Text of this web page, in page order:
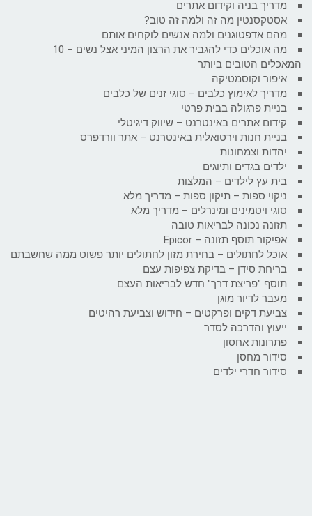
מדריך בניה וקידום אתרים
אסטקסנטין מה זה ולמה זה טוב?
מהם אדפטוגנים ולמה אנשים לוקחים אותם
מה אוכלים כדי להגביר את הרצון המיני אצל נשים – 10
המאכלים הטובים ביותר
איפור וקוסמטיקה
מדריך לאימוץ כלבים – סוגי זנים של כלבים
בניית פרגולה בבית פרטי
קידום אתרים באינטרנט – שיווק דיגיטלי
בניית חנות וירטואלית באינטרנט – אתר וורדפרס
יהדות וצמחונות
ילדים בגדים ותיוגים
בית עץ לילדים – המלצות
ניקוי ספות – תיקון ספות – מדריך מלא
סוגי ויטמינים ומינרלים – מדריך מלא
תזונה נכונה לבריאות טובה
אפיקור תוסף תזונה – Epicor
אוכל לחתולים – בחירת מזון לחתולים יותר פשוט ממה שחשבתם
בריחת סידן – בדיקת צפיפות עצם
תוסף "פריצת דרך" חדש לבריאות העצם
מעבר לדיור מוגן
צביעת דקים ופרקטים – חידוש וצביעת רהיטים
ייעוץ והדרכה לסדר
פתרונות אחסון
סידור מחסן
סידור חדרי ילדים